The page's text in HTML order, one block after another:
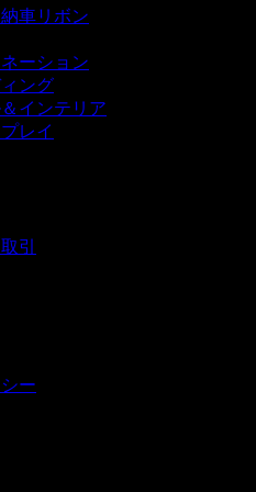
車リボン
ーション
ング
インテリア
レイ
引
ー
ィシャルフラワー』ですね。
す。
飾り付けらしいです。
んでしょうね(^ー^)